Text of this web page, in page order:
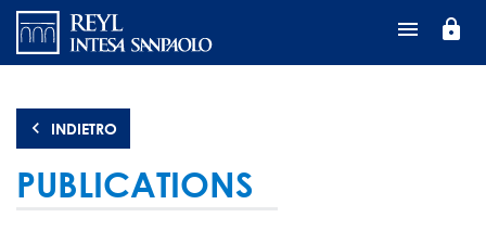
Salta
contenuto
lock
INDIETRO
PUBLICATIONS